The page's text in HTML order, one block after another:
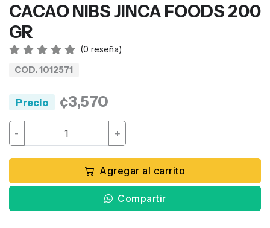
CACAO NIBS JINCA FOODS 200
GR
(0 reseña)
COD. 1012571
Precio ¢3,570
- +
Agregar al carrito
Compartir